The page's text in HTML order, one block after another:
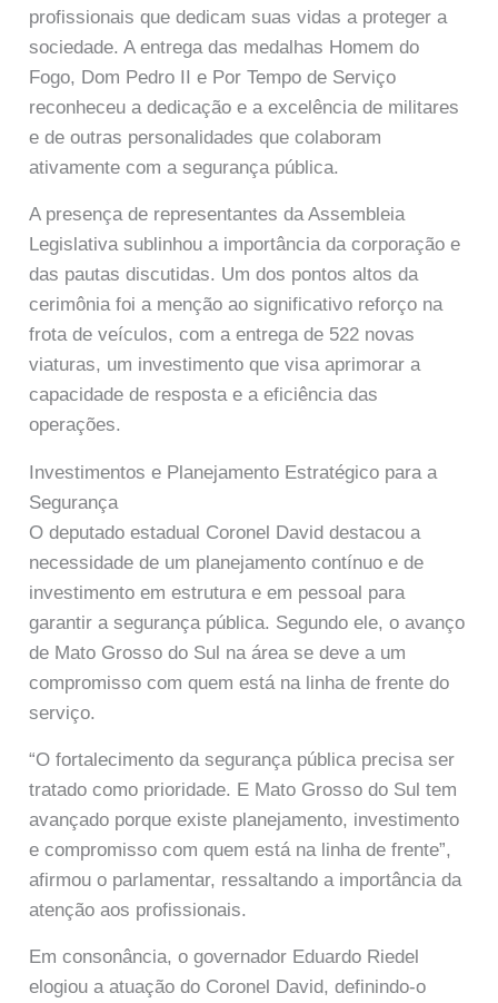
profissionais que dedicam suas vidas a proteger a
sociedade. A entrega das medalhas Homem do
Fogo, Dom Pedro II e Por Tempo de Serviço
reconheceu a dedicação e a excelência de militares
e de outras personalidades que colaboram
ativamente com a segurança pública.
A presença de representantes da Assembleia
Legislativa sublinhou a importância da corporação e
das pautas discutidas. Um dos pontos altos da
cerimônia foi a menção ao significativo reforço na
frota de veículos, com a entrega de 522 novas
viaturas, um investimento que visa aprimorar a
capacidade de resposta e a eficiência das
operações.
Investimentos e Planejamento Estratégico para a
Segurança
O deputado estadual Coronel David destacou a
necessidade de um planejamento contínuo e de
investimento em estrutura e em pessoal para
garantir a segurança pública. Segundo ele, o avanço
de Mato Grosso do Sul na área se deve a um
compromisso com quem está na linha de frente do
serviço.
“O fortalecimento da segurança pública precisa ser
tratado como prioridade. E Mato Grosso do Sul tem
avançado porque existe planejamento, investimento
e compromisso com quem está na linha de frente”,
afirmou o parlamentar, ressaltando a importância da
atenção aos profissionais.
Em consonância, o governador Eduardo Riedel
elogiou a atuação do Coronel David, definindo-o